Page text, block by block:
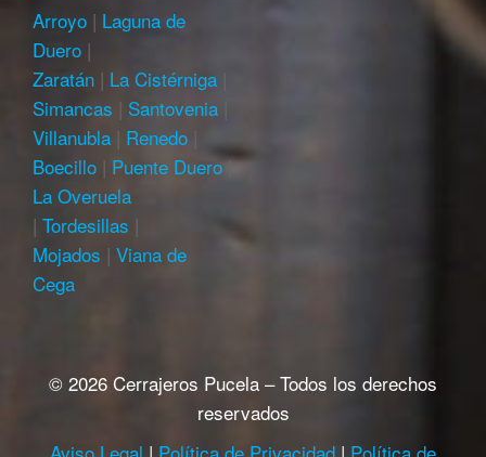
Arroyo | Laguna de
Duero |
Zaratán | La Cistérniga
Simancas | Santovenia
Villanubla | Renedo
Boecillo | Puente Duero|
La Overuela
| Tordesillas |
Mojados | Viana de
Cega
© 2026 Cerrajeros Pucela – Todos los derechos
reservados